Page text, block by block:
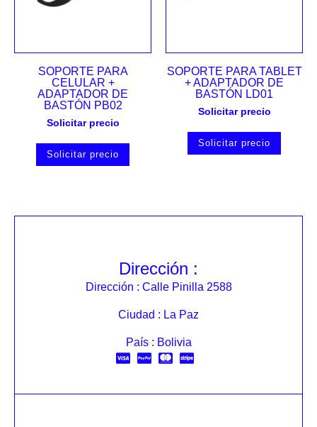
SOPORTE PARA
CELULAR +
ADAPTADOR DE
BASTÓN PB02
Solicitar precio
Solicitar precio
SOPORTE PARA TABLET
+ ADAPTADOR DE
BASTÓN LD01
Solicitar precio
Solicitar precio
Dirección :
Dirección : Calle Pinilla 2588
Ciudad : La Paz
País : Bolivia